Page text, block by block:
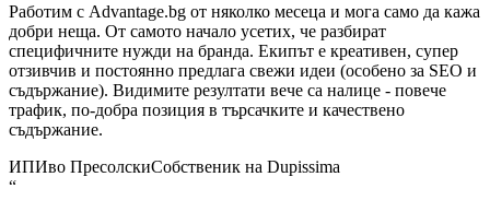
Работим с Advantage.bg от няколко месеца и мога само да кажа
добри неща. От самото начало усетих, че разбират
специфичните нужди на бранда. Екипът е креативен, супер
отзивчив и постоянно предлага свежи идеи (особено за SEO и
съдържание). Видимите резултати вече са налице - повече
трафик, по-добра позиция в търсачките и качествено
съдържание.
ИПИво ПресолскиСобственик на Dupissima
“